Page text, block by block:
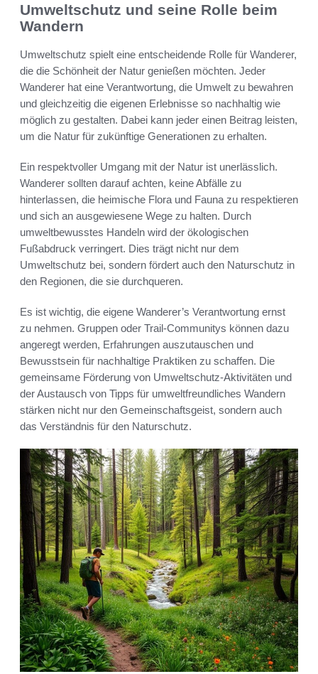
Umweltschutz und seine Rolle beim
Wandern
Umweltschutz spielt eine entscheidende Rolle für Wanderer,
die die Schönheit der Natur genießen möchten. Jeder
Wanderer hat eine Verantwortung, die Umwelt zu bewahren
und gleichzeitig die eigenen Erlebnisse so nachhaltig wie
möglich zu gestalten. Dabei kann jeder einen Beitrag leisten,
um die Natur für zukünftige Generationen zu erhalten.
Ein respektvoller Umgang mit der Natur ist unerlässlich.
Wanderer sollten darauf achten, keine Abfälle zu
hinterlassen, die heimische Flora und Fauna zu respektieren
und sich an ausgewiesene Wege zu halten. Durch
umweltbewusstes Handeln wird der ökologischen
Fußabdruck verringert. Dies trägt nicht nur dem
Umweltschutz bei, sondern fördert auch den Naturschutz in
den Regionen, die sie durchqueren.
Es ist wichtig, die eigene Wanderer’s Verantwortung ernst
zu nehmen. Gruppen oder Trail-Communitys können dazu
angeregt werden, Erfahrungen auszutauschen und
Bewusstsein für nachhaltige Praktiken zu schaffen. Die
gemeinsame Förderung von Umweltschutz-Aktivitäten und
der Austausch von Tipps für umweltfreundliches Wandern
stärken nicht nur den Gemeinschaftsgeist, sondern auch
das Verständnis für den Naturschutz.